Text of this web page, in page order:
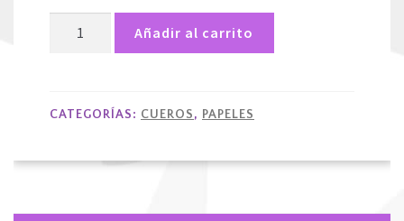
rosados
Añadir al carrito
CATEGORÍAS: CUEROS, PAPELES